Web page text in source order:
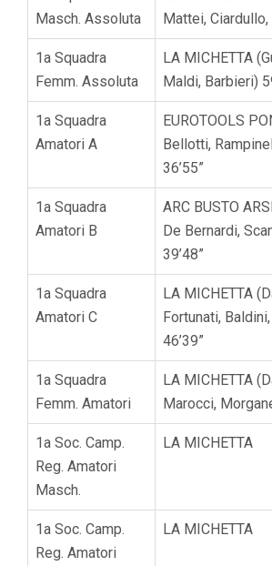
Masch. Assoluta
Mattei, Ciardullo,
1a Squadra
Femm. Assoluta
LA MICHETTA
Maldi, Barbieri)
1a Squadra
Amatori A
EUROTOOLS
Bellotti,
36’55”
1a Squadra
Amatori B
ARC BUSTO
De Bernardi,
39’48”
1a Squadra
Amatori C
LA MICHETTA
Fortunati,
46’39”
1a Squadra
Femm. Amatori
LA MICHETTA
Marocci,
1a Soc. Camp.
Reg. Amatori
Masch.
LA MICHETTA
1a Soc. Camp.
Reg. Amatori
LA MICHETTA